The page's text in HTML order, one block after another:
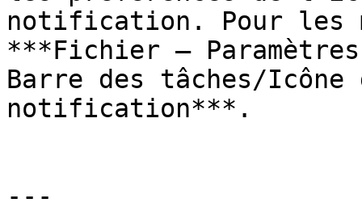
notification. Pour les
***Fichier –
Barre des tâches/Icône
notification***.
---